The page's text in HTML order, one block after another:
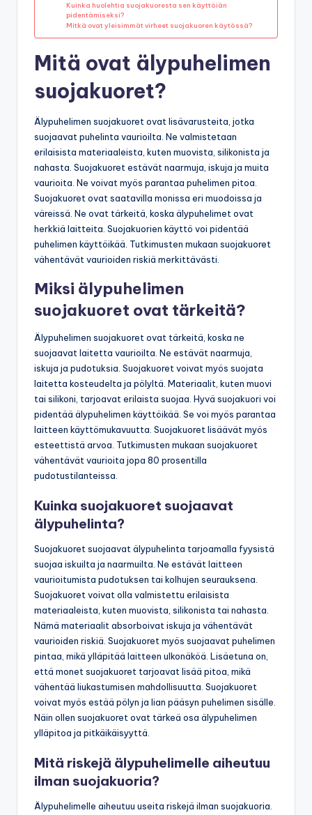
Kuinka huolehtia suojakuoresta sen käyttöiän
pidentämiseksi?
Mitkä ovat yleisimmät virheet suojakuoren käytössä?
Mitä ovat älypuhelimen
suojakuoret?
Älypuhelimen suojakuoret ovat lisävarusteita, jotka
suojaavat puhelinta vaurioilta. Ne valmistetaan
erilaisista materiaaleista, kuten muovista, silikonista ja
nahasta. Suojakuoret estävät naarmuja, iskuja ja muita
vaurioita. Ne voivat myös parantaa puhelimen pitoa.
Suojakuoret ovat saatavilla monissa eri muodoissa ja
väreissä. Ne ovat tärkeitä, koska älypuhelimet ovat
herkkiä laitteita. Suojakuorien käyttö voi pidentää
puhelimen käyttöikää. Tutkimusten mukaan suojakuoret
vähentävät vaurioiden riskiä merkittävästi.
Miksi älypuhelimen
suojakuoret ovat tärkeitä?
Älypuhelimen suojakuoret ovat tärkeitä, koska ne
suojaavat laitetta vaurioilta. Ne estävät naarmuja,
iskuja ja pudotuksia. Suojakuoret voivat myös suojata
laitetta kosteudelta ja pölyltä. Materiaalit, kuten muovi
tai silikoni, tarjoavat erilaista suojaa. Hyvä suojakuori voi
pidentää älypuhelimen käyttöikää. Se voi myös parantaa
laitteen käyttömukavuutta. Suojakuoret lisäävät myös
esteettistä arvoa. Tutkimusten mukaan suojakuoret
vähentävät vaurioita jopa 80 prosentilla
pudotustilanteissa.
Kuinka suojakuoret suojaavat
älypuhelinta?
Suojakuoret suojaavat älypuhelinta tarjoamalla fyysistä
suojaa iskuilta ja naarmuilta. Ne estävät laitteen
vaurioitumista pudotuksen tai kolhujen seurauksena.
Suojakuoret voivat olla valmistettu erilaisista
materiaaleista, kuten muovista, silikonista tai nahasta.
Nämä materiaalit absorboivat iskuja ja vähentävät
vaurioiden riskiä. Suojakuoret myös suojaavat puhelimen
pintaa, mikä ylläpitää laitteen ulkonäköä. Lisäetuna on,
että monet suojakuoret tarjoavat lisää pitoa, mikä
vähentää liukastumisen mahdollisuutta. Suojakuoret
voivat myös estää pölyn ja lian pääsyn puhelimen sisälle.
Näin ollen suojakuoret ovat tärkeä osa älypuhelimen
ylläpitoa ja pitkäikäisyyttä.
Mitä riskejä älypuhelimelle aiheutuu
ilman suojakuoria?
Älypuhelimelle aiheutuu useita riskejä ilman suojakuoria.